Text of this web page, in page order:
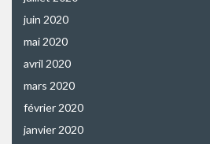
juin 2020
mai 2020
avril 2020
mars 2020
février 2020
janvier 2020